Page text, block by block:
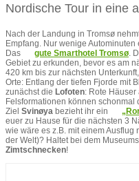
Nordische Tour in eine
Nach der Landung in Tromsø
Empfang. Nur wenige
Das
gute Smarthotel Tromsø.
Gebiet zu erkunden, bevor es am
420 km bis zur nächsten
Orte: Entlang der tiefen Fjorde mit
zunächst die Lofoten: Rote
Felsformationen können schonmal
Ziel Svinøya bezieht ihr ein
euer zu Hause für die nächsten 3
wie wäre es z.B. mit einem Ausflug
der Welt)? Haltet bei dem
Zimtschnecken!